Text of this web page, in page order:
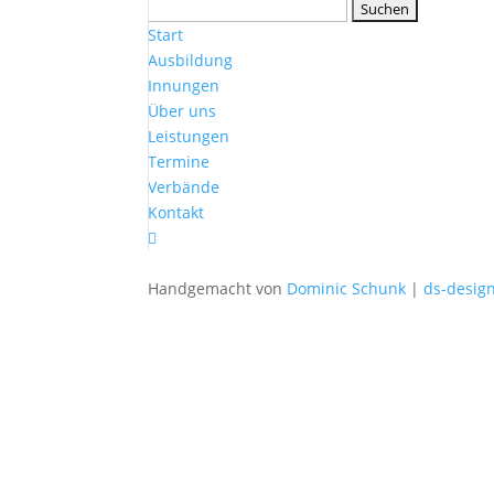
nach:
Start
Ausbildung
Innungen
Über uns
Leistungen
Termine
Verbände
Kontakt

Handgemacht von Dominic Schunk |ds-